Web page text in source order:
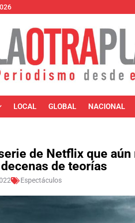
LOCAL GLOBAL NACIONAL
de Netflix que
de teorías
Espectáculos